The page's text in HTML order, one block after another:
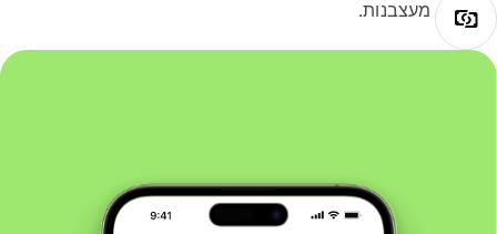
מעצבנות.